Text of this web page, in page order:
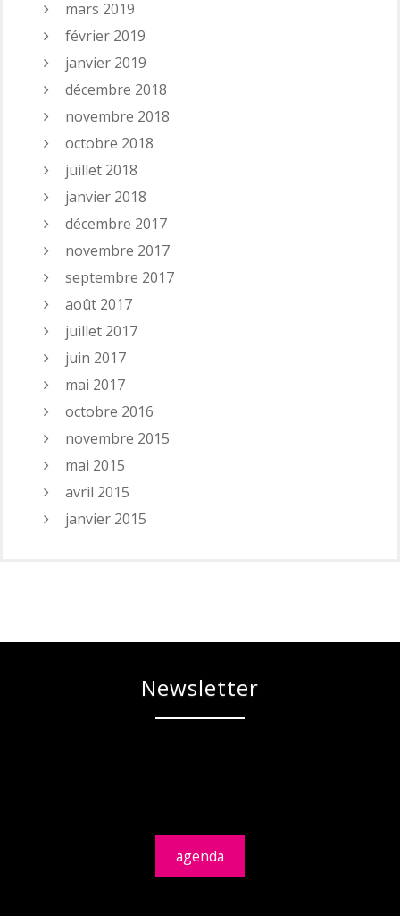
mars 2019
février 2019
janvier 2019
décembre 2018
novembre 2018
octobre 2018
juillet 2018
janvier 2018
décembre 2017
novembre 2017
septembre 2017
août 2017
juillet 2017
juin 2017
mai 2017
octobre 2016
novembre 2015
mai 2015
avril 2015
janvier 2015
Newsletter
agenda